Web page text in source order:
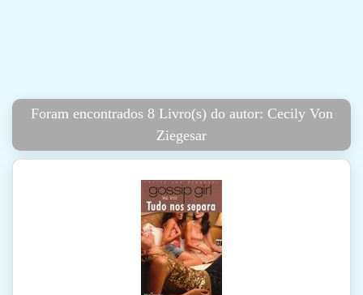
Foram encontrados 8 Livro(s) do autor: Cecily Von
Ziegesar